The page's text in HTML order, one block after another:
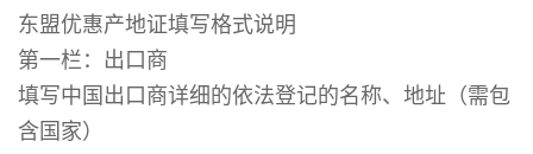
东盟优惠产地证填写格式说明
第一栏：出口商
填写中国出口商详细的依法登记的名称、地址（需包
含国家）